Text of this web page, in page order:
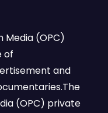
Media (OPC)
of
and
(OPC) private